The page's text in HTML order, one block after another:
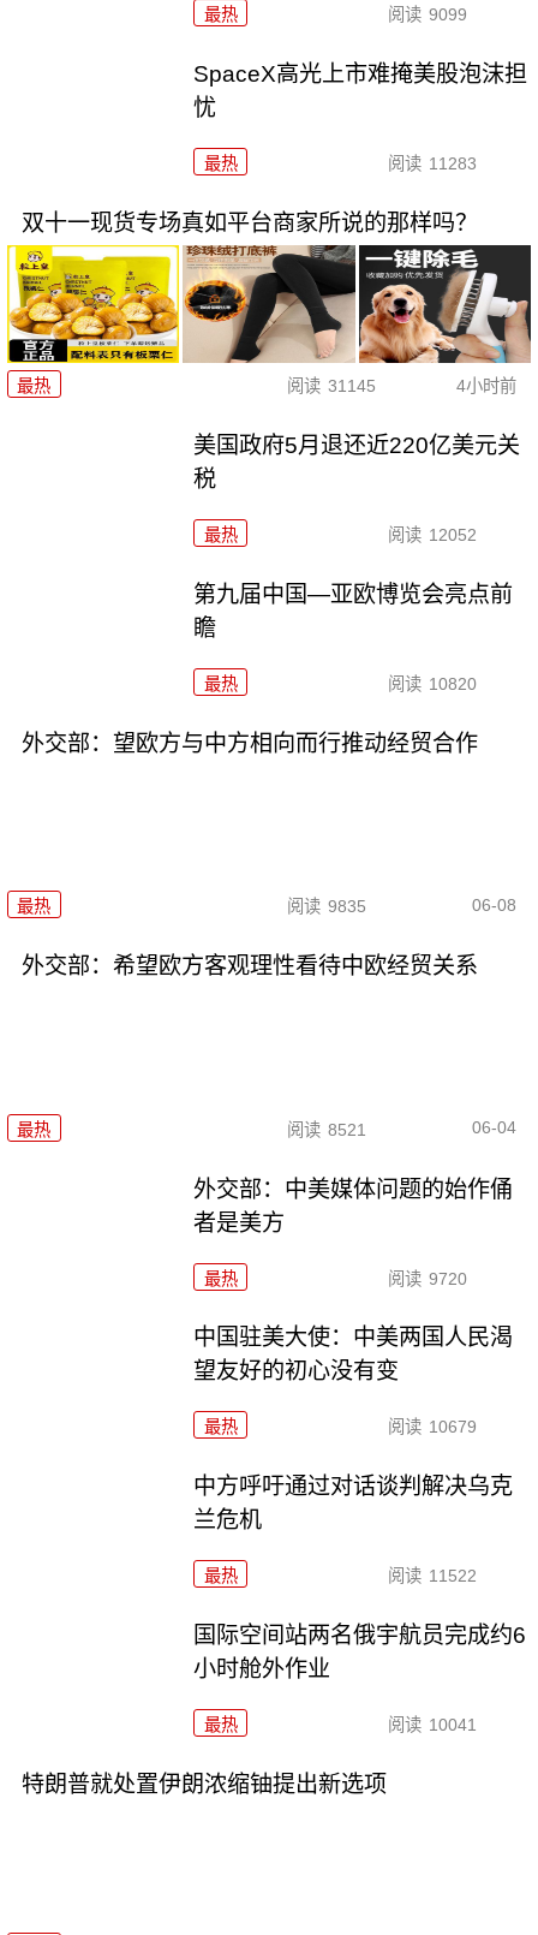
最热 阅读 9099
SpaceX高光上市难掩美股泡沫担
忧
最热 阅读 11283
双十一现货专场真如平台商家所说的那样吗？
最热 阅读 31145 4小时前
美国政府5月退还近220亿美元关
税
最热 阅读 12052
第九届中国—亚欧博览会亮点前
瞻
最热 阅读 10820
外交部：望欧方与中方相向而行推动经贸合作
最热 阅读 9835 06-08
外交部：希望欧方客观理性看待中欧经贸关系
最热 阅读 8521 06-04
外交部：中美媒体问题的始作俑
者是美方
最热 阅读 9720
中国驻美大使：中美两国人民渴
望友好的初心没有变
最热 阅读 10679
中方呼吁通过对话谈判解决乌克
兰危机
最热 阅读 11522
国际空间站两名俄宇航员完成约6
小时舱外作业
最热 阅读 10041
特朗普就处置伊朗浓缩铀提出新选项